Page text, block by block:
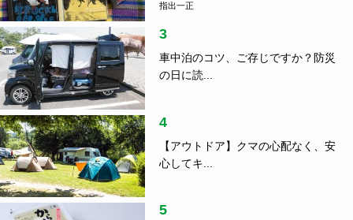
指出一正
3
車中泊のコツ、ご存じですか？防災
の日に読...
4
【アウトドア】クマの心配なく、安
心してキ...
5